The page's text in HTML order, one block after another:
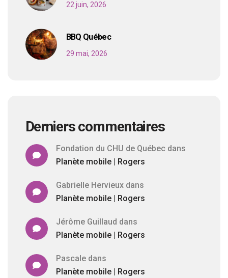
22 juin, 2026
BBQ Québec
29 mai, 2026
Derniers commentaires
Fondation du CHU de Québecdans
Planète mobile | Rogers
Gabrielle Hervieuxdans
Planète mobile | Rogers
Jérôme Guillaud dans
Planète mobile | Rogers
Pascaledans
Planète mobile | Rogers